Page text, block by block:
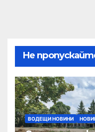
Не
ВОДЕЩИ НОВИНИ